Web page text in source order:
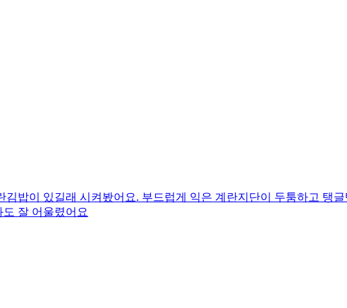
밥이 있길래 시켜봤어요. 부드럽게 익은 계란지단이 두툼하고 탱
잘 어울렸어요